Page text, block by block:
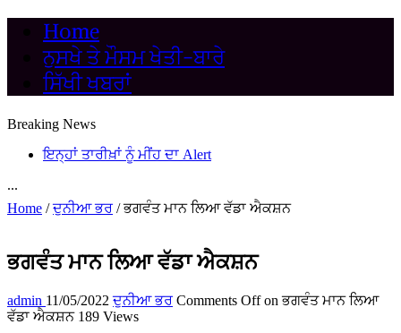
Home
ਨੁਸਖੇ ਤੇ ਮੌਸਮ ਖੇਤੀ-ਬਾਰੇ
ਸਿੱਖੀ ਖਬਰਾਂ
Breaking News
ਇਨ੍ਹਾਂ ਤਾਰੀਖ਼ਾਂ ਨੂੰ ਮੀਂਹ ਦਾ Alert
...
Home / ਦੁਨੀਆ ਭਰ / ਭਗਵੰਤ ਮਾਨ ਲਿਆ ਵੱਡਾ ਐਕਸ਼ਨ
ਭਗਵੰਤ ਮਾਨ ਲਿਆ ਵੱਡਾ ਐਕਸ਼ਨ
admin 11/05/2022 ਦੁਨੀਆ ਭਰ Comments Offon ਭਗਵੰਤ ਮਾਨ ਲਿਆ
ਵੱਡਾ ਐਕਸ਼ਨ 189 Views